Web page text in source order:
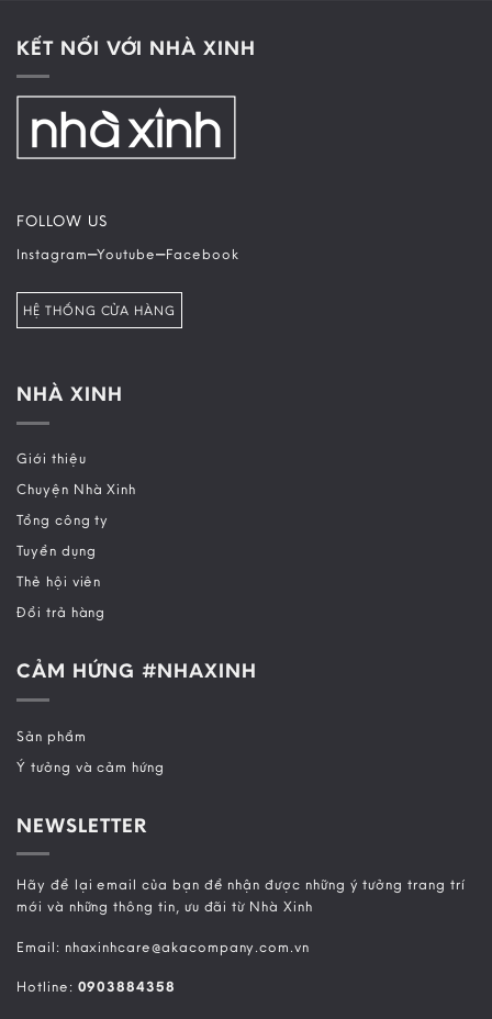
KẾT NỐI VỚI NHÀ XINH
FOLLOW US
Instagram–Youtube–Facebook
HỆ THỐNG CỬA HÀNG
NHÀ XINH
Giới thiệu
Chuyện Nhà Xinh
Tổng công ty
Tuyển dụng
Thẻ hội viên
Đổi trả hàng
CẢM HỨNG #NHAXINH
Sản phẩm
Ý tưởng và cảm hứng
NEWSLETTER
Hãy để lại email của bạn để nhận được những ý tưởng trang trí
mới và những thông tin, ưu đãi từ Nhà Xinh
Email: nhaxinhcare@akacompany.com.vn
Hotline: 0903884358